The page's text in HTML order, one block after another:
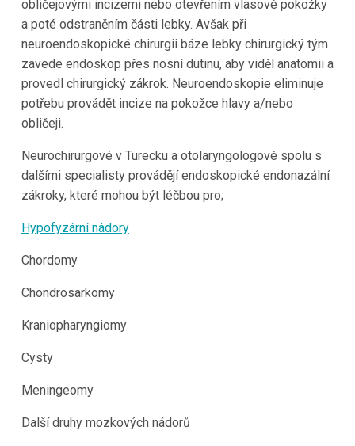
obličejovými incizemi nebo otevřením vlasové pokožky
a poté odstraněním části lebky. Avšak při
neuroendoskopické chirurgii báze lebky chirurgický tým
zavede endoskop přes nosní dutinu, aby viděl anatomii a
provedl chirurgický zákrok. Neuroendoskopie eliminuje
potřebu provádět incize na pokožce hlavy a/nebo
obličeji.
Neurochirurgové v Turecku a otolaryngologové spolu s
dalšími specialisty provádějí endoskopické endonazální
zákroky, které mohou být léčbou pro;
Hypofyzární nádory
Chordomy
Chondrosarkomy
Kraniopharyngiomy
Cysty
Meningeomy
Další druhy mozkových nádorů